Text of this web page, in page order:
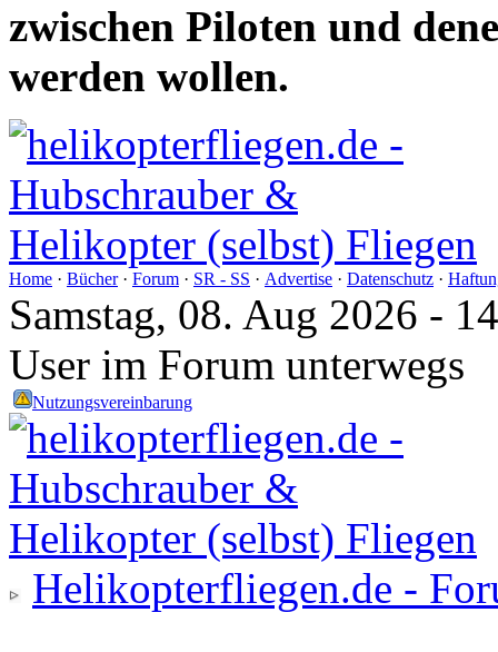
zwischen Piloten und
werden wollen.
Home · Bücher· Forum · SR - SS · Advertise · Datenschutz ·
Samstag, 08. Aug 2026 -
User im Forum unterwegs
Nutzungsvereinbarung
Helikopterfliegen.de -